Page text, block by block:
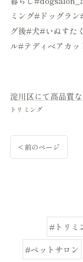
ミング#ドッグラ
グ後#犬#いぬすた
ル#テディベアカッ
淀川区にて高品質
トリミング
< 前のページ
#トリミ
#ペットサロン